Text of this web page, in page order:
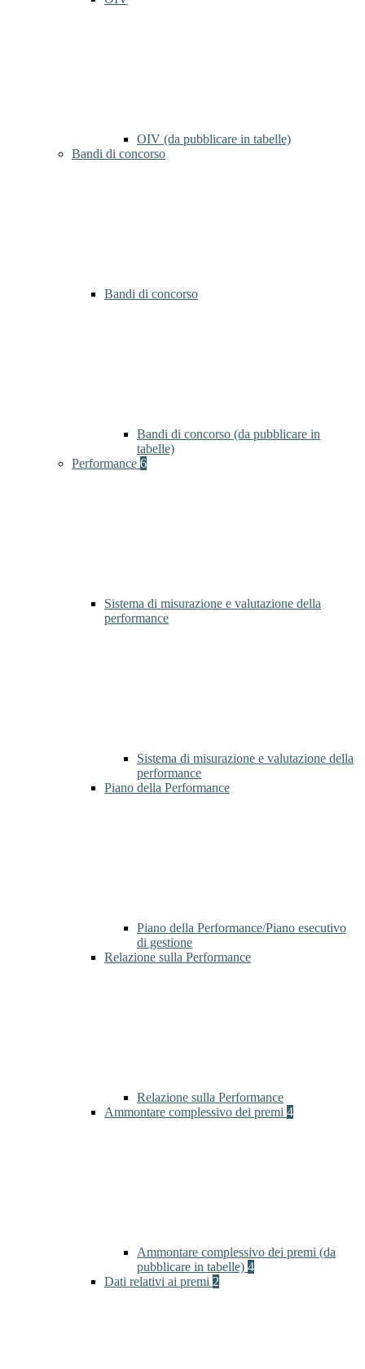
OIV (da pubblicare in tabelle)
Bandi di concorso
Bandi di concorso
Bandi di concorso (da pubblicare in
tabelle)
Performance 6
Sistema di misurazione e valutazione della
performance
Sistema di misurazione e valutazione della
performance
Piano della Performance
Piano della Performance/Piano esecutivo
di gestione
Relazione sulla Performance
Relazione sulla Performance
Ammontare complessivo dei premi 4
Ammontare complessivo dei premi (da
pubblicare in tabelle) 4
Dati relativi ai premi 2